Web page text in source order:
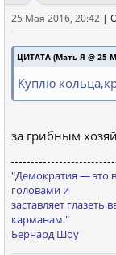
25 Мая 2016, 20:42 |
ЦИТАТА (Мать Я @ 25
Куплю
за грибным
"Демократия — это
голoвами и
заставляeт глазeть
каpманам."
Бернард Шоу